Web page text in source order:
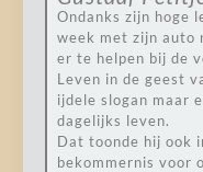
Ondanks zijn hoge
week met zijn auto
er te helpen bij de
Leven in de geest
ijdele slogan maar
dagelijks leven.
Dat toonde hij ook
bekommernis voor